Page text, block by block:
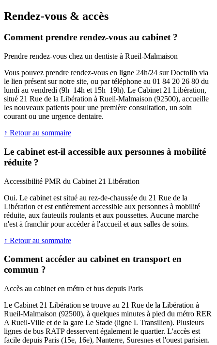
Rendez-vous & accès
Comment prendre rendez-vous au cabinet ?
Prendre rendez-vous chez un dentiste à Rueil-Malmaison
Vous pouvez prendre rendez-vous en ligne 24h/24 sur Doctolib via
le lien présent sur notre site, ou par téléphone au 01 84 20 26 80 du
lundi au vendredi (9h–14h et 15h–19h). Le Cabinet 21 Libération,
situé 21 Rue de la Libération à Rueil-Malmaison (92500), accueille
les nouveaux patients pour une première consultation, un soin
courant ou une urgence dentaire.
↑ Retour au sommaire
Le cabinet est-il accessible aux personnes à mobilité
réduite ?
Accessibilité PMR du Cabinet 21 Libération
Oui. Le cabinet est situé au rez-de-chaussée du 21 Rue de la
Libération et est entièrement accessible aux personnes à mobilité
réduite, aux fauteuils roulants et aux poussettes. Aucune marche
n'est à franchir pour accéder à l'accueil et aux salles de soins.
↑ Retour au sommaire
Comment accéder au cabinet en transport en
commun ?
Accès au cabinet en métro et bus depuis Paris
Le Cabinet 21 Libération se trouve au 21 Rue de la Libération à
Rueil-Malmaison (92500), à quelques minutes à pied du métro RER
A Rueil-Ville et de la gare Le Stade (ligne L Transilien). Plusieurs
lignes de bus RATP desservent également le quartier. L'accès est
facile depuis Paris (15e, 16e), Nanterre, Suresnes et l'ouest parisien.